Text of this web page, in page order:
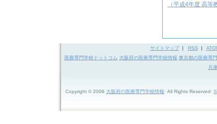
（平成4年度 高等
サイトマップ| RSS |
医療専門学校ドットコム 大阪府の医療専門学校情報 東京都の医療専
兵
Copyright © 2006 大阪府の医療専門学校情報· All Rights Reserved·